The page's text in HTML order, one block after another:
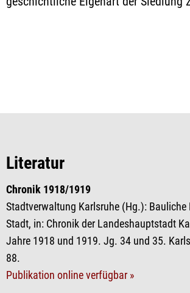
Literatur
Chronik 1918/1919
Stadtverwaltung Karlsruhe (Hg.): Bauliche
Stadt, in: Chronik der Landeshauptstadt
Jahre 1918 und 1919. Jg. 34 und 35.
88.
Publikation online verfügbar »